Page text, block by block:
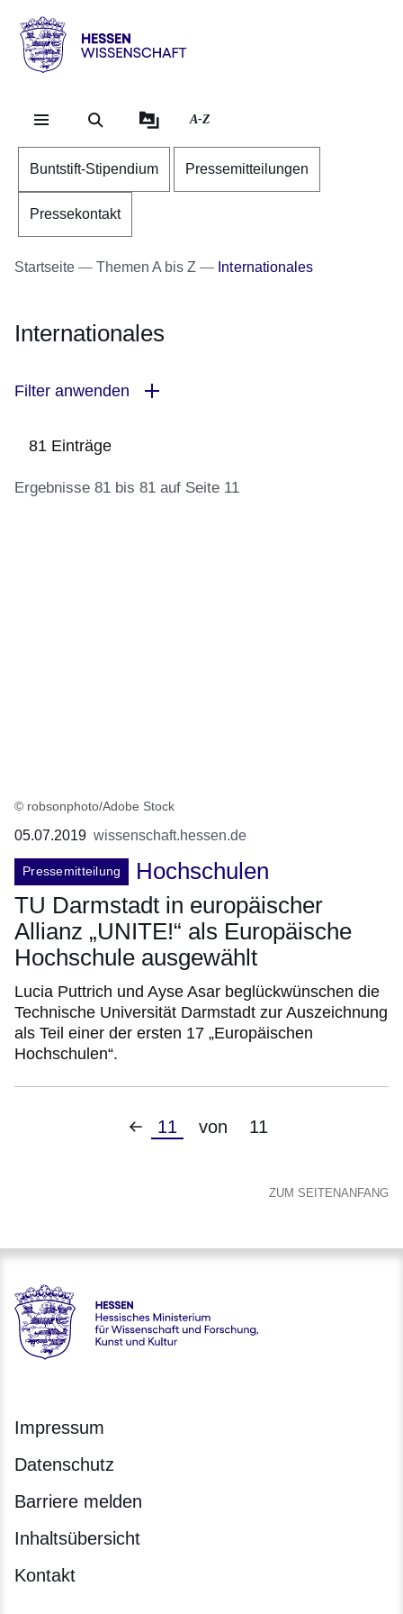
Hessen
Wissenschaft
A-Z
Buntstift-Stipendium Pressemitteilungen
Pressekontakt
Startseite Themen A bis Z Internationales
Internationales
Filter anwenden
81 Einträge
Ergebnisse 81 bis 81 auf Seite 11
© robsonphoto/Adobe Stock
05.07.2019 wissenschaft.hessen.de
Pressemitteilung
Hochschulen
TU Darmstadt in europäischer
Allianz „UNITE!“ als Europäische
Hochschule ausgewählt
Lucia Puttrich und Ayse Asar beglückwünschen die
Technische Universität Darmstadt zur Auszeichnung
als Teil einer der ersten 17 „Europäischen
Hochschulen“.
Vorherige
Aktuelle
11 von 11
ZUM SEITENANFANG
Hessen - Hessisches Ministerium für Wissenschaft und
Impressum
Datenschutz
Barriere melden
Inhaltsübersicht
Kontakt